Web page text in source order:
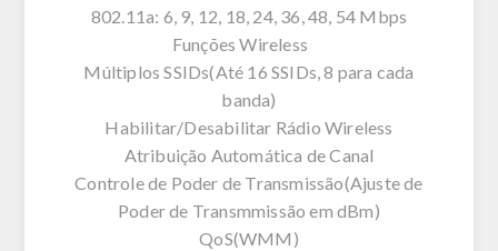
802.11a: 6, 9, 12, 18, 24, 36, 48, 54 Mbps
Funções Wireless
Múltiplos SSIDs(Até 16 SSIDs, 8 para cada
banda)
Habilitar/Desabilitar Rádio Wireless
Atribuição Automática de Canal
Controle de Poder de Transmissão(Ajuste de
Poder de Transmmissão em dBm)
QoS(WMM)